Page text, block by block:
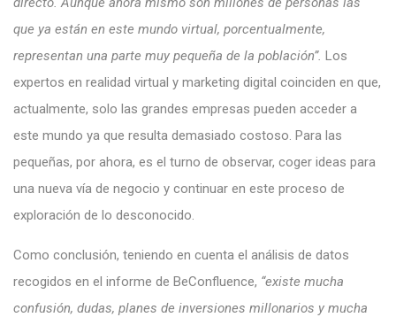
que ya están en este mundo virtual, porcentualmente,
representan una parte muy pequeña de la población”. Los
expertos en realidad virtual y marketing digital coinciden en que,
actualmente, solo las grandes empresas pueden acceder a
este mundo ya que resulta demasiado costoso. Para las
pequeñas, por ahora, es el turno de observar, coger ideas para
una nueva vía de negocio y continuar en este proceso de
exploración de lo desconocido.
Como conclusión, teniendo en cuenta el análisis de datos
recogidos en el informe de BeConfluence, “existe mucha
confusión, dudas, planes de inversiones millonarios y mucha